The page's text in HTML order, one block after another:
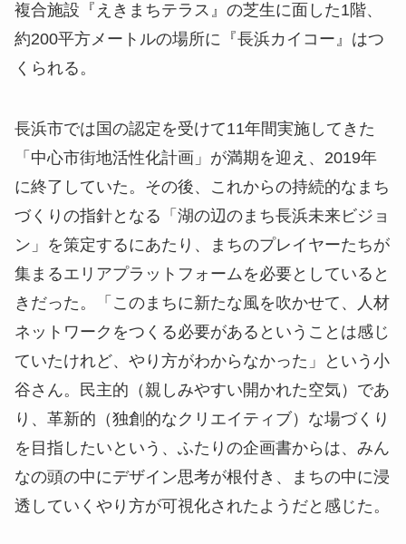
複合施設『えきまちテラス』の芝生に面した1階、
約200平方メートルの場所に『長浜カイコー』はつ
くられる。
長浜市では国の認定を受けて11年間実施してきた
「中心市街地活性化計画」が満期を迎え、2019年
に終了していた。その後、これからの持続的なまち
づくりの指針となる「湖の辺のまち長浜未来ビジョ
ン」を策定するにあたり、まちのプレイヤーたちが
集まるエリアプラットフォームを必要としていると
きだった。「このまちに新たな風を吹かせて、人材
ネットワークをつくる必要があるということは感じ
ていたけれど、やり方がわからなかった」という小
谷さん。民主的（親しみやすい開かれた空気）であ
り、革新的（独創的なクリエイティブ）な場づくり
を目指したいという、ふたりの企画書からは、みん
なの頭の中にデザイン思考が根付き、まちの中に浸
透していくやり方が可視化されたようだと感じた。